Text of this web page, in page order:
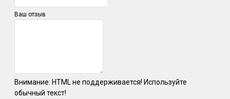
Ваш отзыв
Внимание: HTML не поддерживается! Используйте
обычный текст!